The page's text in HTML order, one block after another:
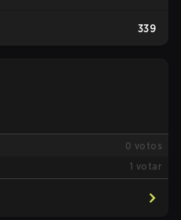
339
0 votos
1 votar